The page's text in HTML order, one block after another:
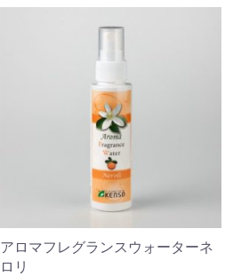
アロマフレグランスウォーターネ
ロリ